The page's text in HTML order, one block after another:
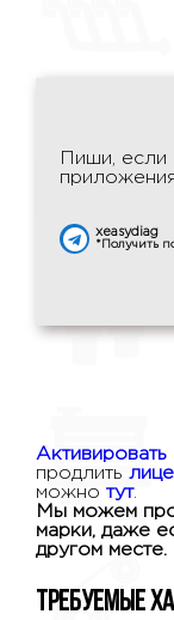
Пиши,
xeasydiag
*Получить
продлить
можно тут.
Мы можем
марки, даже
другом месте.
Требуемые